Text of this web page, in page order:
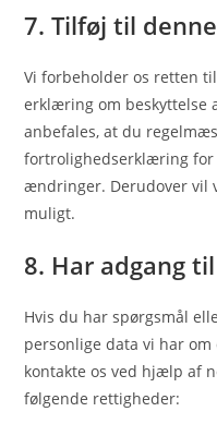
7. Tilføj til
Vi forbeholder os retten
erklæring om beskyttelse
anbefales, at du
fortrolighedserklæring
ændringer. Derudover vil
muligt.
8. Har adgang
Hvis du har spørgsmål
personlige data vi har om
kontakte os ved hjælp af
følgende rettigheder: